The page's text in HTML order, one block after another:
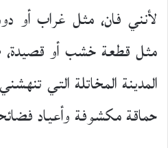
لأنني فان، مثل غراب أو
مثل قطعة خشب أو
المدينة المخاتلة التي
حماقة مكشوفة وأعياد